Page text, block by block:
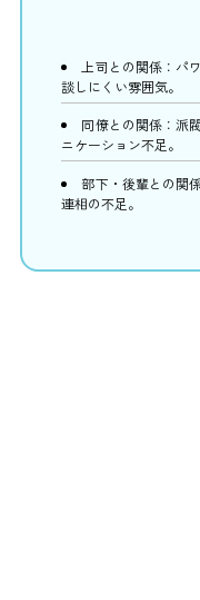
上司との関係：パ
談しにくい雰囲気。
同僚との関係：派
ニケーション不足。
部下・後輩との関
連相の不足。